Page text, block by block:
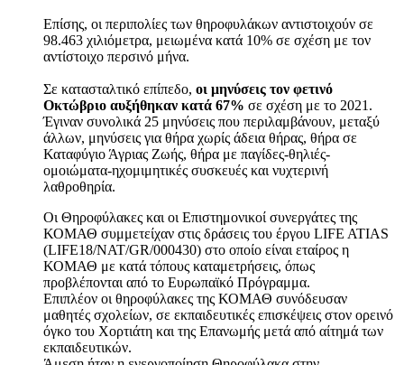
Επίσης, οι περιπολίες των θηροφυλάκων αντιστοιχούν σε
98.463 χιλιόμετρα, μειωμένα κατά 10% σε σχέση με τον
αντίστοιχο περσινό μήνα.
Σε κατασταλτικό επίπεδο, οι μηνύσεις τον φετινό
Οκτώβριο αυξήθηκαν κατά 67% σε σχέση με το 2021.
Έγιναν συνολικά 25 μηνύσεις που περιλαμβάνουν, μεταξύ
άλλων, μηνύσεις για θήρα χωρίς άδεια θήρας, θήρα σε
Καταφύγιο Άγριας Ζωής, θήρα με παγίδες-θηλιές-
ομοιώματα-ηχομιμητικές συσκευές και νυχτερινή
λαθροθηρία.
Οι Θηροφύλακες και οι Επιστημονικοί συνεργάτες της
ΚΟΜΑΘ συμμετείχαν στις δράσεις του έργου LIFE ATIAS
(LIFE18/NAT/GR/000430) στο οποίο είναι εταίρος η
ΚΟΜΑΘ με κατά τόπους καταμετρήσεις, όπως
προβλέπονται από το Ευρωπαϊκό Πρόγραμμα.
Επιπλέον οι θηροφύλακες της ΚΟΜΑΘ συνόδευσαν
μαθητές σχολείων, σε εκπαιδευτικές επισκέψεις στον ορεινό
όγκο του Χορτιάτη και της Επανωμής μετά από αίτημά των
εκπαιδευτικών.